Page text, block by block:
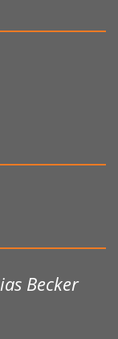
Becker